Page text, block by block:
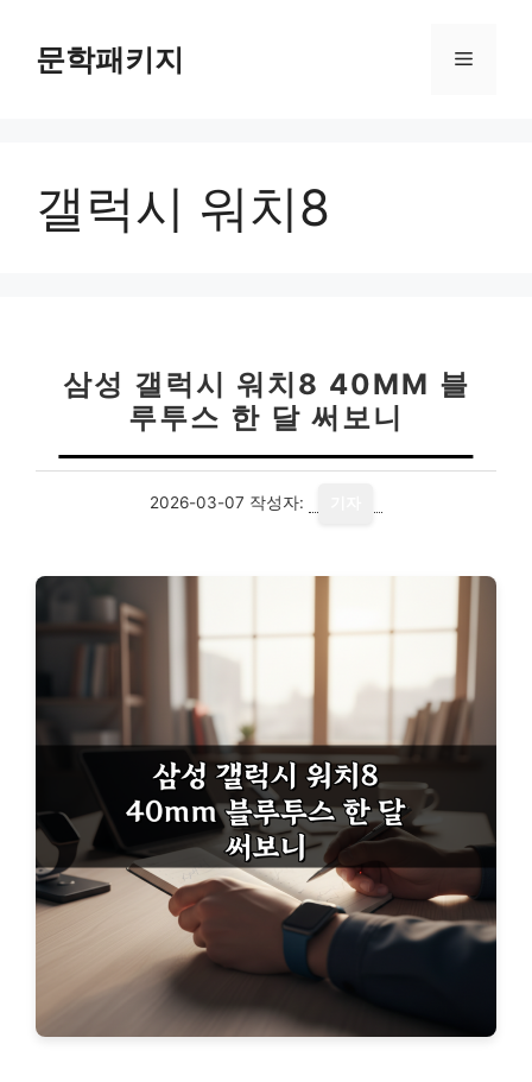
문학패키지 메
갤럭시 워치8
삼성 갤럭시 워치8 40MM 블
루투스 한 달 써보니
2026-03-07 작성자: